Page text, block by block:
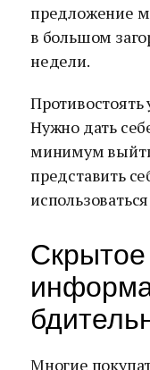
предложение
в большом
недели.
Противостоять
Нужно дать
минимум
представить
Многие